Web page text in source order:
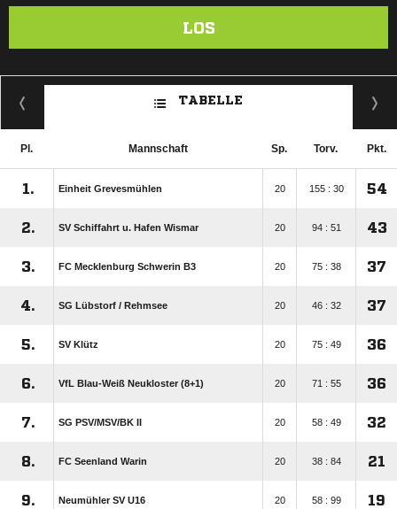
LOS
TABELLE
Pl. Mannschaft Sp. Torv. Pkt.
1. Einheit Grevesmühlen 20 155 : 30 54
2. SV Schiffahrt u. Hafen Wismar 20 94 : 51 43
3. FC Mecklenburg Schwerin B3 20 75 : 38 37
4. SG Lübstorf /​ Rehmsee 20 46 : 32 37
5. SV Klütz 20 75 : 49 36
6. VfL Blau-Weiß Neukloster (8+1) 20 71 : 55 36
7. SG PSV/​MSV/​BK II 20 58 : 49 32
8. FC Seenland Warin 20 38 : 84 21
9. Neumühler SV U16 20 58 : 99 19